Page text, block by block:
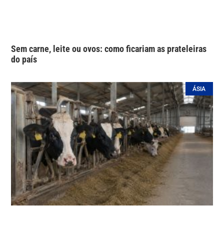
Sem carne, leite ou ovos: como ficariam as prateleiras
do país
ÁSIA